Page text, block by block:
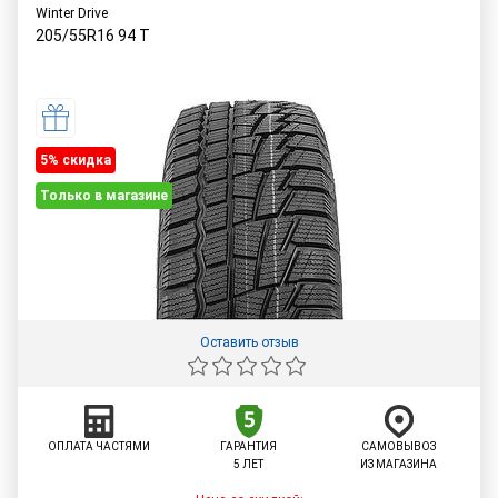
Winter Drive
205/55R16 94 T
5% cкидка
Только в магазине
Оставить отзыв
ОПЛАТА ЧАСТЯМИ
ГАРАНТИЯ
5 ЛЕТ
САМОВЫВОЗ
ИЗ МАГАЗИНА